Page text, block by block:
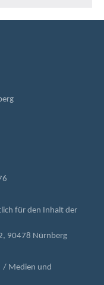
für den Inhalt der
90478 Nürnberg
/ Medien und